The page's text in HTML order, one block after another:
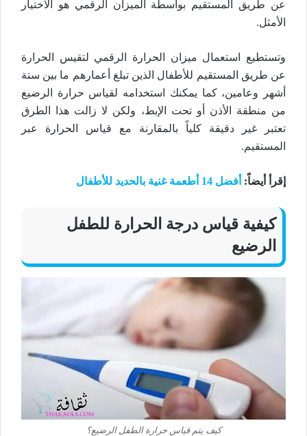
عن طريق المستقيم بواسطة الميزان الرقمي هو الاختيار
الأمثل.
وتستطيع استعمال ميزان الحرارة الرقمي لتقيس الحرارة
عن طريق المستقيم للأطفال الذين تبلغ أعمارهم ما بين ستة
أشهر وعامين، كما يمكنك استخدامه لقياس حرارة الرضيع
من منطقة الأذن أو تحت الإبط، ولكن لا زالت هذا الطرق
تعتبر غير دقيقة كلياً بالمقارنة مع قياس الحرارة عبر
المستقيم.
إقرأ أيضاً: أفضل 14 أطعمة غنية بالحديد للأطفال
كيفية قياس درجة الحرارة للطفل
الرضيع
كيف يتم قياس حرارة الطفل الرضيع؟